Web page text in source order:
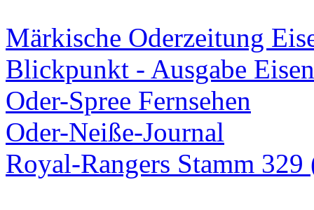
Märkische Oderzeitung
Blickpunkt - Ausgabe
Oder-Spree Fernsehen
Oder-Neiße-Journal
Royal-Rangers Stamm